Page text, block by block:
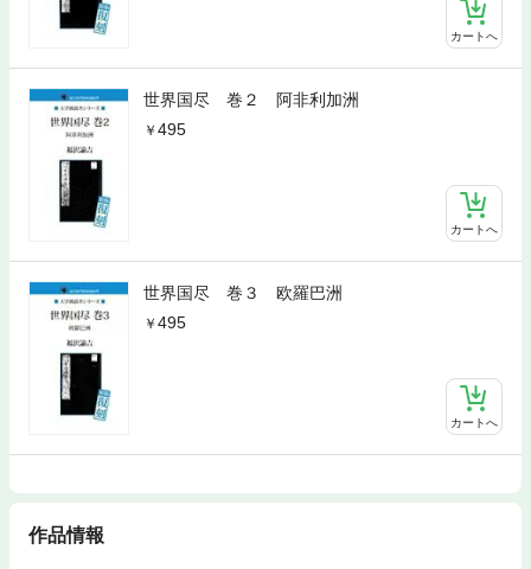
カートへ
世界国尽 巻２ 阿非利加洲
495
カートへ
世界国尽 巻３ 欧羅巴洲
495
カートへ
作品情報